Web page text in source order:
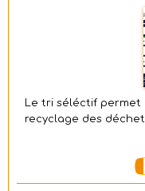
Le tri séléctif permet
recyclage des